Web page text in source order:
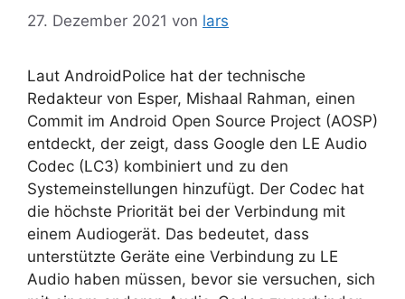
27. Dezember 2021 von lars
Laut AndroidPolice hat der technische
Redakteur von Esper, Mishaal Rahman, einen
Commit im Android Open Source Project (AOSP)
entdeckt, der zeigt, dass Google den LE Audio
Codec (LC3) kombiniert und zu den
Systemeinstellungen hinzufügt. Der Codec hat
die höchste Priorität bei der Verbindung mit
einem Audiogerät. Das bedeutet, dass
unterstützte Geräte eine Verbindung zu LE
Audio haben müssen, bevor sie versuchen, sich